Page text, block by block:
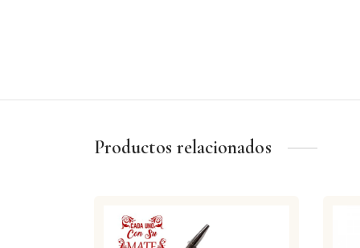
Productos relacionados